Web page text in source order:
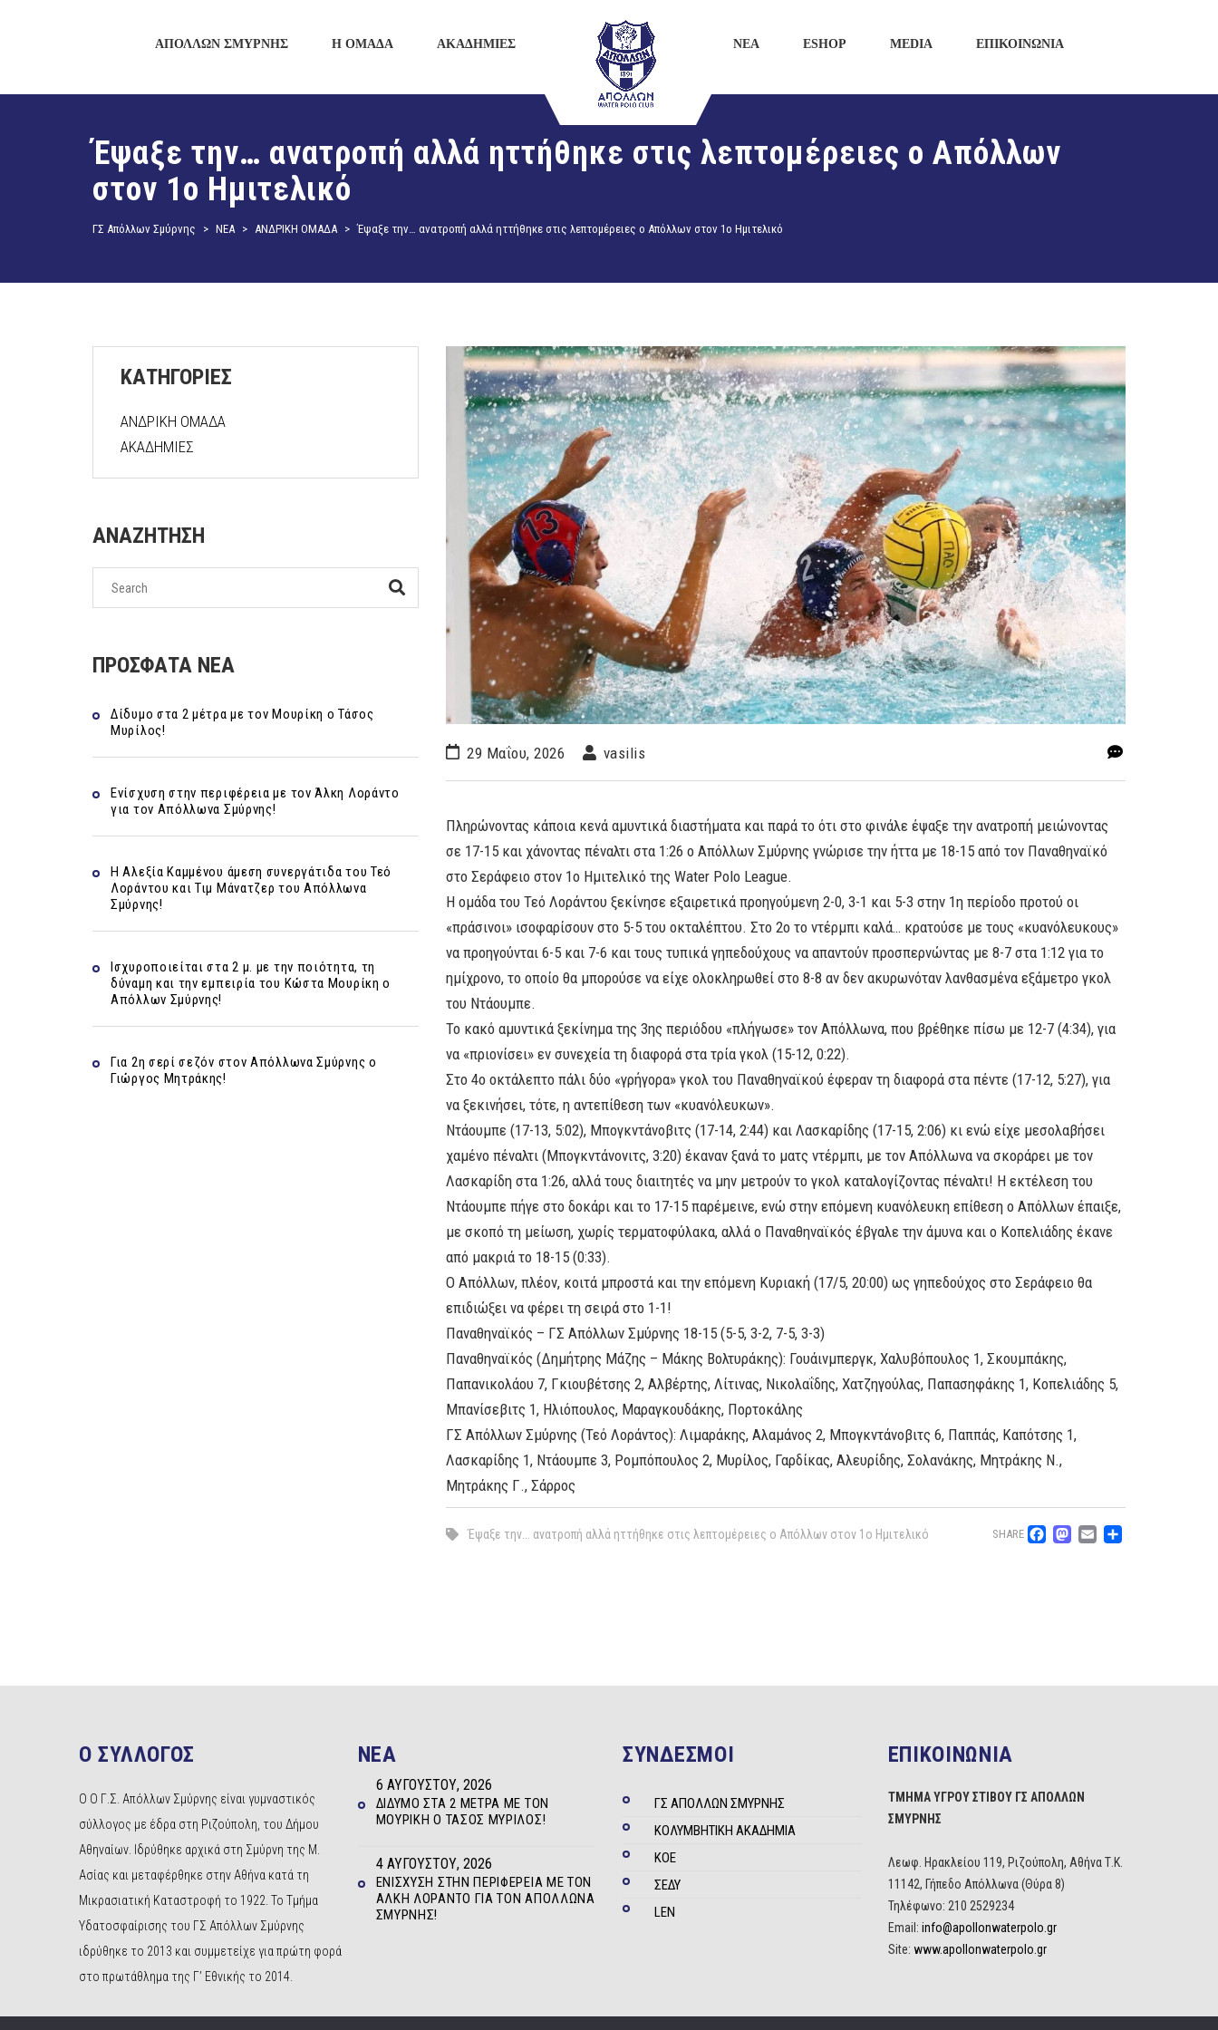
ΑΠΟΛΛΩΝ ΣΜΥΡΝΗΣ Η ΟΜΑΔΑ ΑΚΑΔΗΜΙΕΣ ΝΕΑ ESHOP MEDIA ΕΠΙΚΟΙΝΩΝΙΑ
Έψαξε την… ανατροπή αλλά ηττήθηκε στις λεπτομέρειες ο Απόλλων
στον 1ο Ημιτελικό
ΓΣ Απόλλων Σμύρνης > ΝΕΑ > ΑΝΔΡΙΚΗ ΟΜΑΔΑ > Έψαξε την… ανατροπή αλλά ηττήθηκε στις λεπτομέρειες ο Απόλλων στον 1ο Ημιτελικό
29 Μαΐου, 2026 vasilis
Πληρώνοντας κάποια κενά αμυντικά διαστήματα και παρά το ότι στο φινάλε έψαξε την ανατροπή μειώνοντας
σε 17-15 και χάνοντας πέναλτι στα 1:26 ο Απόλλων Σμύρνης γνώρισε την ήττα με 18-15 από τον Παναθηναϊκό
στο Σεράφειο στον 1ο Ημιτελικό της Water Polo League.
Η ομάδα του Τεό Λοράντου ξεκίνησε εξαιρετικά προηγούμενη 2-0, 3-1 και 5-3 στην 1η περίοδο προτού οι
«πράσινοι» ισοφαρίσουν στο 5-5 του οκταλέπτου. Στο 2ο το ντέρμπι καλά… κρατούσε με τους «κυανόλευκους»
να προηγούνται 6-5 και 7-6 και τους τυπικά γηπεδούχους να απαντούν προσπερνώντας με 8-7 στα 1:12 για το
ημίχρονο, το οποίο θα μπορούσε να είχε ολοκληρωθεί στο 8-8 αν δεν ακυρωνόταν λανθασμένα εξάμετρο γκολ
του Ντάουμπε.
Το κακό αμυντικά ξεκίνημα της 3ης περιόδου «πλήγωσε» τον Απόλλωνα, που βρέθηκε πίσω με 12-7 (4:34), για
να «πριονίσει» εν συνεχεία τη διαφορά στα τρία γκολ (15-12, 0:22).
Στο 4ο οκτάλεπτο πάλι δύο «γρήγορα» γκολ του Παναθηναϊκού έφεραν τη διαφορά στα πέντε (17-12, 5:27), για
να ξεκινήσει, τότε, η αντεπίθεση των «κυανόλευκων».
Ντάουμπε (17-13, 5:02), Μπογκντάνοβιτς (17-14, 2:44) και Λασκαρίδης (17-15, 2:06) κι ενώ είχε μεσολαβήσει
χαμένο πέναλτι (Μπογκντάνονιτς, 3:20) έκαναν ξανά το ματς ντέρμπι, με τον Απόλλωνα να σκοράρει με τον
Λασκαρίδη στα 1:26, αλλά τους διαιτητές να μην μετρούν το γκολ καταλογίζοντας πέναλτι! Η εκτέλεση του
Ντάουμπε πήγε στο δοκάρι και το 17-15 παρέμεινε, ενώ στην επόμενη κυανόλευκη επίθεση ο Απόλλων έπαιξε,
με σκοπό τη μείωση, χωρίς τερματοφύλακα, αλλά ο Παναθηναϊκός έβγαλε την άμυνα και ο Κοπελιάδης έκανε
από μακριά το 18-15 (0:33).
Ο Απόλλων, πλέον, κοιτά μπροστά και την επόμενη Κυριακή (17/5, 20:00) ως γηπεδούχος στο Σεράφειο θα
επιδιώξει να φέρει τη σειρά στο 1-1!
Παναθηναϊκός – ΓΣ Απόλλων Σμύρνης 18-15 (5-5, 3-2, 7-5, 3-3)
Παναθηναϊκός (Δημήτρης Μάζης – Μάκης Βολτυράκης): Γουάινμπεργκ, Χαλυβόπουλος 1, Σκουμπάκης,
Παπανικολάου 7, Γκιουβέτσης 2, Αλβέρτης, Λίτινας, Νικολαΐδης, Χατζηγούλας, Παπασηφάκης 1, Κοπελιάδης 5,
Μπανίσεβιτς 1, Ηλιόπουλος, Μαραγκουδάκης, Πορτοκάλης
ΓΣ Απόλλων Σμύρνης (Τεό Λοράντος): Λιμαράκης, Αλαμάνος 2, Μπογκντάνοβιτς 6, Παππάς, Καπότσης 1,
Λασκαρίδης 1, Ντάουμπε 3, Ρομπόπουλος 2, Μυρίλος, Γαρδίκας, Αλευρίδης, Σολανάκης, Μητράκης Ν.,
Μητράκης Γ., Σάρρος
Έψαξε την... ανατροπή αλλά ηττήθηκε στις λεπτομέρειες ο Απόλλων στον 1ο Ημιτελικό SHARE Facebook
Mastodon
Email
ΚΑΤΗΓΟΡΙΕΣ
ΑΝΔΡΙΚΗ ΟΜΑΔΑ
ΑΚΑΔΗΜΙΕΣ
ΑΝΑΖΗΤΗΣΗ
ΠΡΟΣΦΑΤΑ ΝΕΑ
Δίδυμο στα 2 μέτρα με τον Μουρίκη ο Τάσος
Μυρίλος!
Ενίσχυση στην περιφέρεια με τον Άλκη Λοράντο
για τον Απόλλωνα Σμύρνης!
Η Αλεξία Καμμένου άμεση συνεργάτιδα του Τεό
Λοράντου και Τιμ Μάνατζερ του Απόλλωνα
Σμύρνης!
Ισχυροποιείται στα 2 μ. με την ποιότητα, τη
δύναμη και την εμπειρία του Κώστα Μουρίκη ο
Απόλλων Σμύρνης!
Για 2η σερί σεζόν στον Απόλλωνα Σμύρνης ο
Γιώργος Μητράκης!
Ο ΣΥΛΛΟΓΟΣ
Ο Ο Γ.Σ. Απόλλων Σμύρνης είναι γυμναστικός
σύλλογος με έδρα στη Ριζούπολη, του Δήμου
Αθηναίων. Ιδρύθηκε αρχικά στη Σμύρνη της Μ.
Ασίας και μεταφέρθηκε στην Αθήνα κατά τη
Μικρασιατική Καταστροφή το 1922. Το Τμήμα
Υδατοσφαίρισης του ΓΣ Απόλλων Σμύρνης
ιδρύθηκε το 2013 και συμμετείχε για πρώτη φορά
στο πρωτάθλημα της Γ’ Εθνικής το 2014.
NEA
ΔΊΔΥΜΟ ΣΤΑ 2 ΜΈΤΡΑ ΜΕ ΤΟΝ
ΜΟΥΡΊΚΗ Ο ΤΆΣΟΣ ΜΥΡΊΛΟΣ!
6 ΑΥΓΟΎΣΤΟΥ, 2026
ΕΝΊΣΧΥΣΗ ΣΤΗΝ ΠΕΡΙΦΈΡΕΙΑ ΜΕ ΤΟΝ
ΆΛΚΗ ΛΟΡΆΝΤΟ ΓΙΑ ΤΟΝ ΑΠΌΛΛΩΝΑ
ΣΜΎΡΝΗΣ!
4 ΑΥΓΟΎΣΤΟΥ, 2026
ΣΥΝΔΕΣΜΟΙ
ΓΣ ΑΠΟΛΛΩΝ ΣΜΥΡΝΗΣ
ΚΟΛΥΜΒΗΤΙΚΗ ΑΚΑΔΗΜΙΑ
ΚΟΕ
ΣΕΔΥ
LEN
ΕΠΙΚΟΙΝΩΝΙΑ
ΤΜΗΜΑ ΥΓΡΟΥ ΣΤΙΒΟΥ ΓΣ ΑΠΟΛΛΩΝ
ΣΜΥΡΝΗΣ
Λεωφ. Ηρακλείου 119, Ριζούπολη, Αθήνα Τ.Κ.
11142, Γήπεδο Απόλλωνα (Θύρα 8)
Τηλέφωνο: 210 2529234
Email: info@apollonwaterpolo.gr
Site: www.apollonwaterpolo.gr